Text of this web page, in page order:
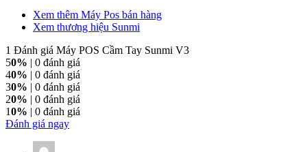
Xem thêm Máy Pos bán hàng
Xem thương hiệu Sunmi
1 Đánh giá Máy POS Cầm Tay Sunmi V3
50% | 0 đánh giá
40% | 0 đánh giá
30% | 0 đánh giá
20% | 0 đánh giá
10% | 0 đánh giá
Đánh giá ngay